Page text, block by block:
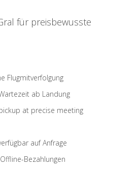
für preisbewusste
Flugmitverfolgung
ab Landung
at precise meeting
auf Anfrage
Bezahlungen